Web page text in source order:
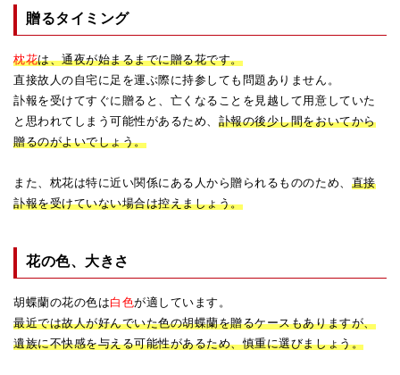
贈るタイミング
枕花は、通夜が始まるまでに贈る花です。
直接故人の自宅に足を運ぶ際に持参しても問題ありません。
訃報を受けてすぐに贈ると、亡くなることを見越して用意していた
と思われてしまう可能性があるため、 訃報の後少し間をおいてから
贈るのがよいでしょう。
また、枕花は特に近い関係にある人から贈られるもののため、 直接
訃報を受けていない場合は控えましょう。
花の色、大きさ
胡蝶蘭の花の色は白色が適しています。
最近では故人が好んでいた色の胡蝶蘭を贈るケースもありますが、
遺族に不快感を与える可能性があるため、慎重に選びましょう。